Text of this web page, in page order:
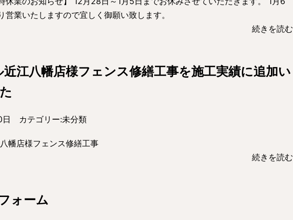
営業いたしますので宜しく御願い致します。
続きを読む
江八幡店様フェンス修繕工事を施工実績に追加い
日 カテゴリー:未分類
幡店様フェンス修繕工事
続きを読む
ォーム